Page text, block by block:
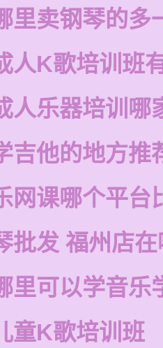
里卖钢琴的多
人K歌培训班
人乐器培训哪
吉他的地方推
网课哪个平台
批发 福州店
里可以学音乐
童K歌培训班